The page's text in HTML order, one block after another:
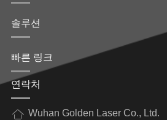
솔루션
빠른 링크
연락처
Wuhan Golden Laser Co., Ltd.